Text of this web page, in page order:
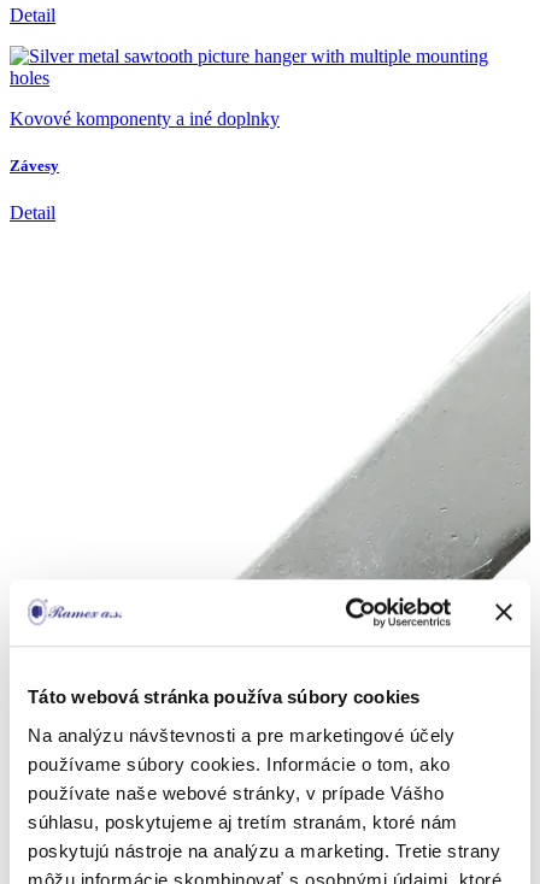
Táto webová stránka používa súbory cookies
Na analýzu návštevnosti a pre marketingové účely
používame súbory cookies. Informácie o tom, ako
používate naše webové stránky, v prípade Vášho
súhlasu, poskytujeme aj tretím stranám, ktoré nám
poskytujú nástroje na analýzu a marketing. Tretie strany
môžu informácie skombinovať s osobnými údajmi, ktoré
Detail
Kovové komponenty a iné doplnky
Závesy
Detail